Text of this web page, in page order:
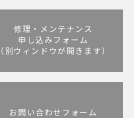
修理・メンテナンス
申し込みフォーム
（別ウィンドウが開きます）
お問い合わせフォーム